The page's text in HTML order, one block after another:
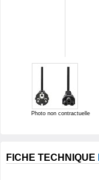
Photo non contractuelle
FICHE TECHNIQUE